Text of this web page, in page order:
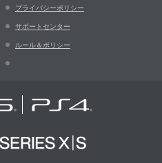
プライバシーポリシー
サポートセンター
ルール＆ポリシー